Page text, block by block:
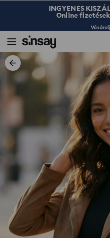
INGYENES
Online